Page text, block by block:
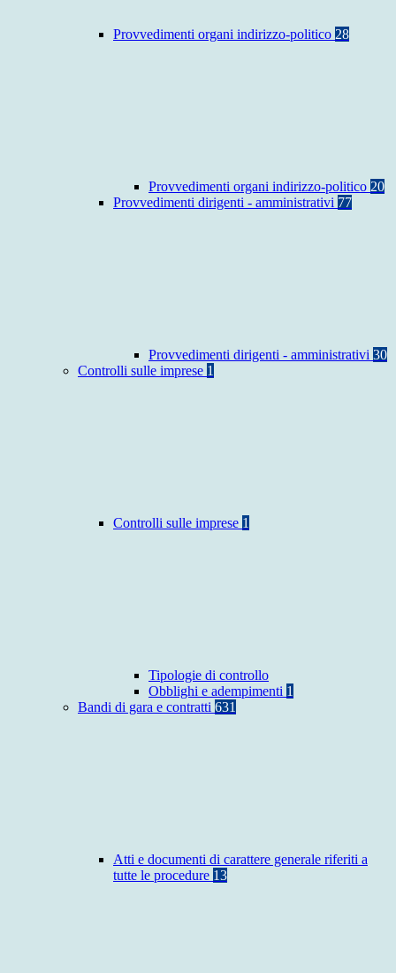
Provvedimenti organi indirizzo-politico 28
Provvedimenti organi indirizzo-politico 20
Provvedimenti dirigenti - amministrativi 77
Provvedimenti dirigenti - amministrativi 30
Controlli sulle imprese 1
Controlli sulle imprese 1
Tipologie di controllo
Obblighi e adempimenti 1
Bandi di gara e contratti 631
Atti e documenti di carattere generale riferiti a
tutte le procedure 13